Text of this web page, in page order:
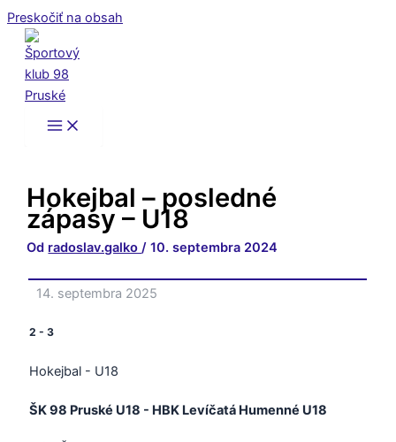
Preskočiť na obsah
Hokejbal – posledné
zápasy – U18
Od radoslav.galko/10. septembra 2024
14. septembra 2025
2 -3
Hokejbal - U18
ŠK 98 Pruské U18 - HBK Levíčatá Humenné U18